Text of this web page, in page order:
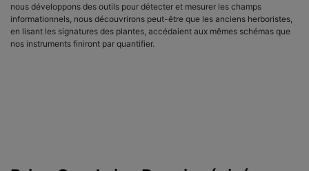
nous développons des outils pour détecter et mesurer les champs
informationnels, nous découvrirons peut-être que les anciens herboristes,
en lisant les signatures des plantes, accédaient aux mêmes schémas que
nos instruments finiront par quantifier.